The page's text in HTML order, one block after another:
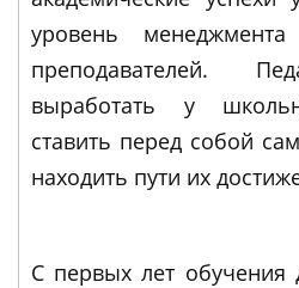
уровень
преподавателей.
выработать у
ставить перед собой
находить пути их
С первых лет обучения